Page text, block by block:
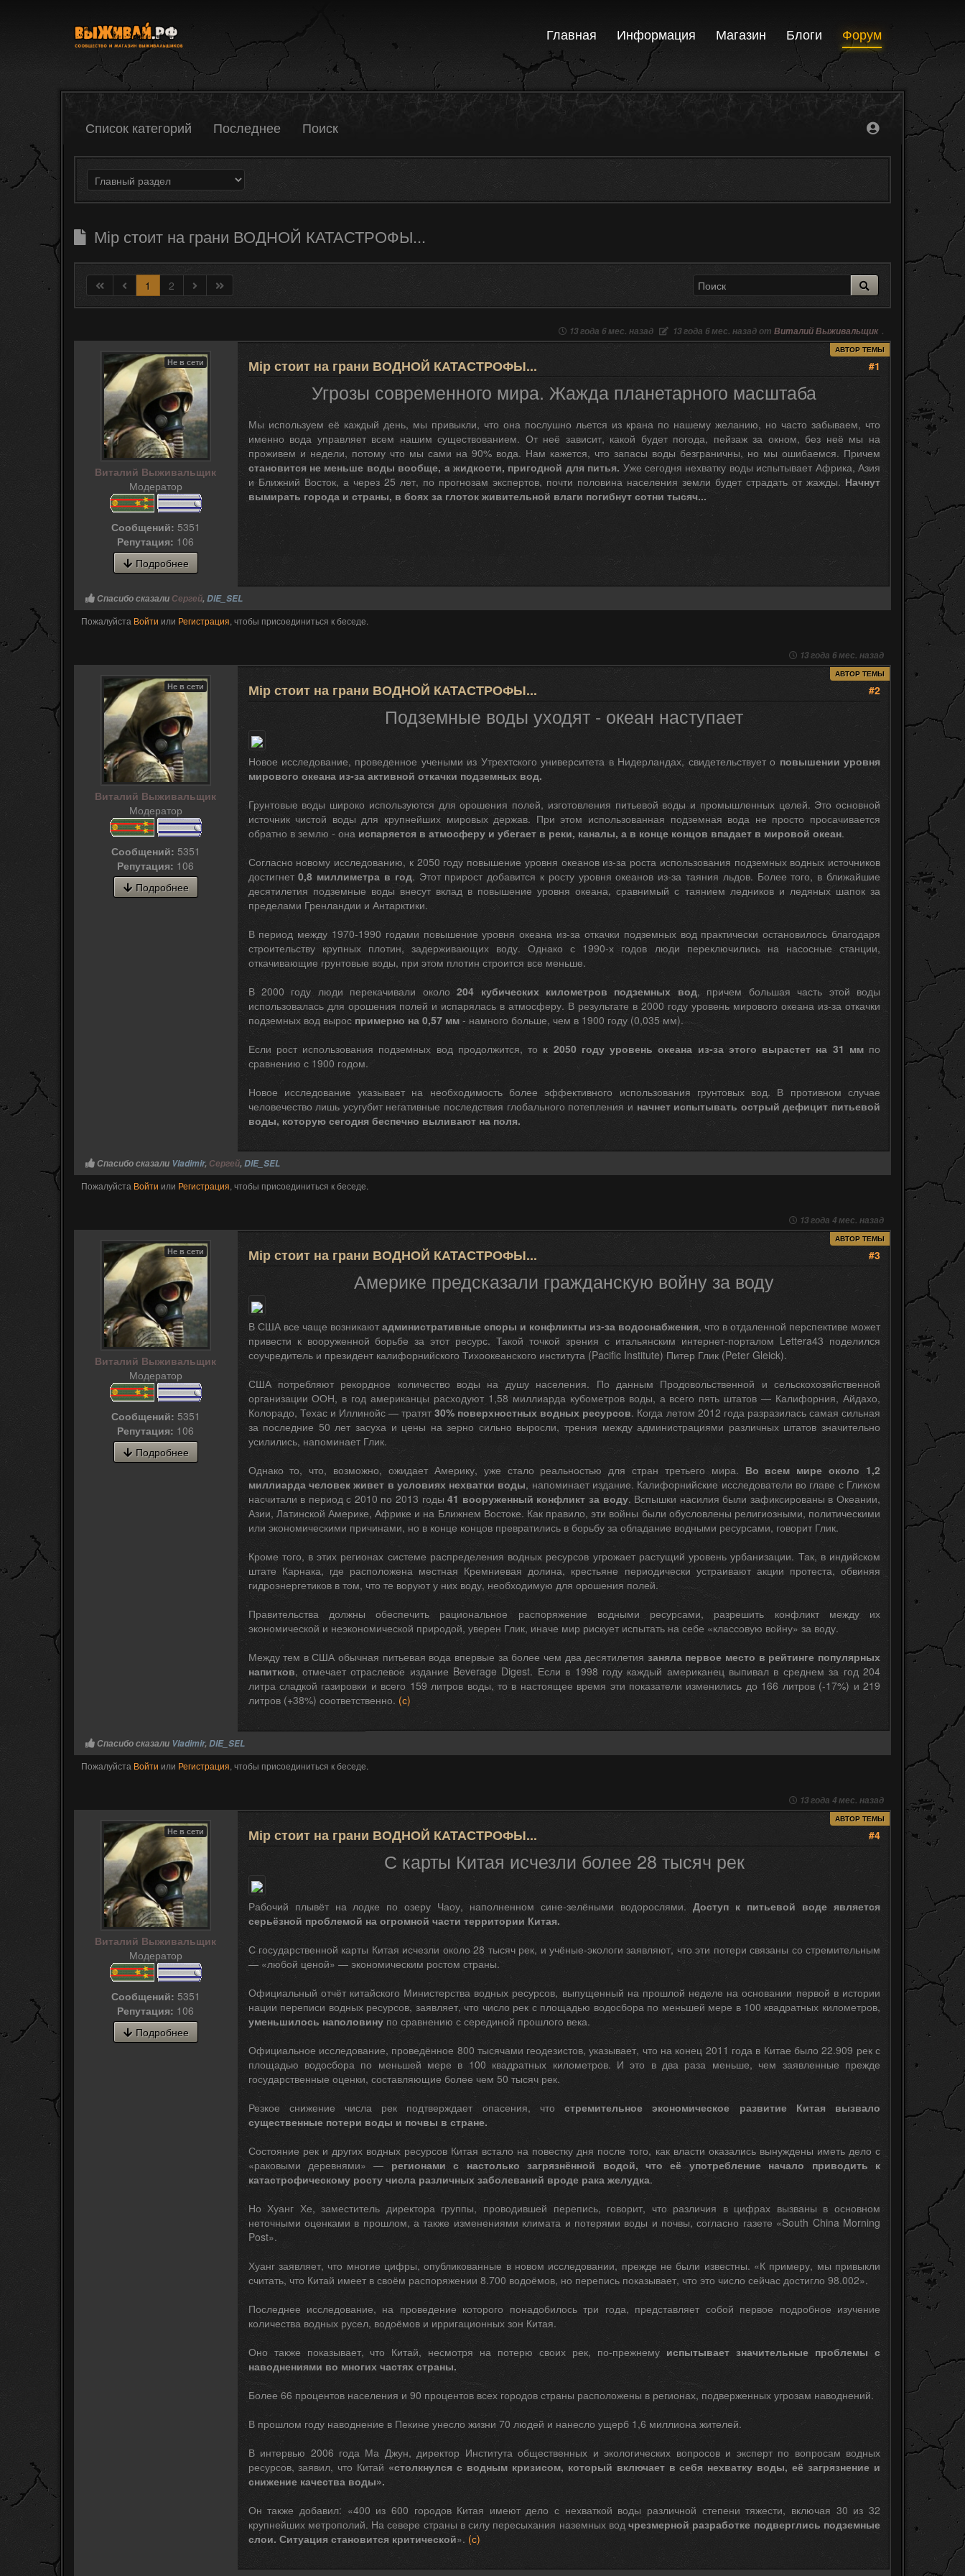
Главная Информация Магазин Блоги Форум
Список категорий Последнее Поиск
Мір стоит на грани ВОДНОЙ КАТАСТРОФЫ...
1 2
13 года 6 мес. назад 13 года 6 мес. назад от Виталий Выживальщик .
Не в сети
Виталий Выживальщик
Модератор
Сообщений: 5351
Репутация: 106
Подробнее
АВТОР ТЕМЫ
Мір стоит на грани ВОДНОЙ КАТАСТРОФЫ... #1
Угрозы современного мира. Жажда планетарного масштаба
Мы используем её каждый день, мы привыкли, что она послушно льется из крана по нашему желанию, но часто забываем, что
именно вода управляет всем нашим существованием. От неё зависит, какой будет погода, пейзаж за окном, без неё мы на
проживем и недели, потому что мы сами на 90% вода. Нам кажется, что запасы воды безграничны, но мы ошибаемся. Причем
становится не меньше воды вообще, а жидкости, пригодной для питья. Уже сегодня нехватку воды испытывает Африка, Азия
и Ближний Восток, а через 25 лет, по прогнозам экспертов, почти половина населения земли будет страдать от жажды. Начнут
вымирать города и страны, в боях за глоток живительной влаги погибнут сотни тысяч...
Спасибо сказали Сергей, DIE_SEL
Пожалуйста Войти или Регистрация, чтобы присоединиться к беседе.
13 года 6 мес. назад
Не в сети
Виталий Выживальщик
Модератор
Сообщений: 5351
Репутация: 106
Подробнее
АВТОР ТЕМЫ
Мір стоит на грани ВОДНОЙ КАТАСТРОФЫ... #2
Подземные воды уходят - океан наступает
Новое исследование, проведенное учеными из Утрехтского университета в Нидерландах, свидетельствует о повышении уровня
мирового океана из-за активной откачки подземных вод.
Грунтовые воды широко используются для орошения полей, изготовления питьевой воды и промышленных целей. Это основной
источник чистой воды для крупнейших мировых держав. При этом использованная подземная вода не просто просачивается
обратно в землю - она испаряется в атмосферу и убегает в реки, каналы, а в конце концов впадает в мировой океан.
Согласно новому исследованию, к 2050 году повышение уровня океанов из-за роста использования подземных водных источников
достигнет0,8 миллиметра в год. Этот прирост добавится к росту уровня океанов из-за таяния льдов. Более того, в ближайшие
десятилетия подземные воды внесут вклад в повышение уровня океана, сравнимый с таянием ледников и ледяных шапок за
пределами Гренландии и Антарктики.
В период между 1970-1990 годами повышение уровня океана из-за откачки подземных вод практически остановилось благодаря
строительству крупных плотин, задерживающих воду. Однако с 1990-х годов люди переключились на насосные станции,
откачивающие грунтовые воды, при этом плотин строится все меньше.
В 2000 году люди перекачивали около204 кубических километров подземных вод, причем большая часть этой воды
использовалась для орошения полей и испарялась в атмосферу. В результате в 2000 году уровень мирового океана из-за откачки
подземных вод вырос примерно на 0,57 мм- намного больше, чем в 1900 году (0,035 мм).
Если рост использования подземных вод продолжится, то к 2050 году уровень океана из-за этого вырастет на 31 ммпо
сравнению с 1900 годом.
Новое исследование указывает на необходимость более эффективного использования грунтовых вод. В противном случае
человечество лишь усугубит негативные последствия глобального потепления и начнет испытывать острый дефицит питьевой
воды, которую сегодня беспечно выливают на поля.
Спасибо сказали Vladimir, Сергей, DIE_SEL
Пожалуйста Войти или Регистрация, чтобы присоединиться к беседе.
13 года 4 мес. назад
Не в сети
Виталий Выживальщик
Модератор
Сообщений: 5351
Репутация: 106
Подробнее
АВТОР ТЕМЫ
Мір стоит на грани ВОДНОЙ КАТАСТРОФЫ... #3
Америке предсказали гражданскую войну за воду
В США все чаще возникают административные споры и конфликты из-за водоснабжения, что в отдаленной перспективе может
привести к вооруженной борьбе за этот ресурс. Такой точкой зрения с итальянским интернет-порталом Lettera43 поделился
соучредитель и президент калифорнийского Тихоокеанского института (Pacific Institute) Питер Глик (Peter Gleick).
США потребляют рекордное количество воды на душу населения. По данным Продовольственной и сельскохозяйственной
организации ООН, в год американцы расходуют 1,58 миллиарда кубометров воды, а всего пять штатов — Калифорния, Айдахо,
Колорадо, Техас и Иллинойс — тратят30% поверхностных водных ресурсов. Когда летом 2012 года разразилась самая сильная
за последние 50 лет засуха и цены на зерно сильно выросли, трения между администрациями различных штатов значительно
усилились, напоминает Глик.
Однако то, что, возможно, ожидает Америку, уже стало реальностью для стран третьего мира. Во всем мире около 1,2
миллиарда человек живет в условиях нехватки воды, напоминает издание. Калифорнийские исследователи во главе с Гликом
насчитали в период с 2010 по 2013 годы41 вооруженный конфликт за воду. Вспышки насилия были зафиксированы в Океании,
Азии, Латинской Америке, Африке и на Ближнем Востоке. Как правило, эти войны были обусловлены религиозными, политическими
или экономическими причинами, но в конце концов превратились в борьбу за обладание водными ресурсами, говорит Глик.
Кроме того, в этих регионах системе распределения водных ресурсов угрожает растущий уровень урбанизации. Так, в индийском
штате Карнака, где расположена местная Кремниевая долина, крестьяне периодически устраивают акции протеста, обвиняя
гидроэнергетиков в том, что те воруют у них воду, необходимую для орошения полей.
Правительства должны обеспечить рациональное распоряжение водными ресурсами, разрешить конфликт между их
экономической и неэкономической природой, уверен Глик, иначе мир рискует испытать на себе «классовую войну» за воду.
Между тем в США обычная питьевая вода впервые за более чем два десятилетия заняла первое место в рейтинге популярных
напитков, отмечает отраслевое издание Beverage Digest. Если в 1998 году каждый американец выпивал в среднем за год 204
литра сладкой газировки и всего 159 литров воды, то в настоящее время эти показатели изменились до 166 литров (-17%) и 219
литров (+38%) соответственно. (с)
Спасибо сказали Vladimir, DIE_SEL
Пожалуйста Войти или Регистрация, чтобы присоединиться к беседе.
13 года 4 мес. назад
Не в сети
Виталий Выживальщик
Модератор
Сообщений: 5351
Репутация: 106
Подробнее
АВТОР ТЕМЫ
Мір стоит на грани ВОДНОЙ КАТАСТРОФЫ... #4
С карты Китая исчезли более 28 тысяч рек
Рабочий плывёт на лодке по озеру Чаоу, наполненном сине-зелёными водорослями.Доступ к питьевой воде является
серьёзной проблемой на огромной части территории Китая.
С государственной карты Китая исчезли около 28 тысяч рек, и учёные-экологи заявляют, что эти потери связаны со стремительным
— «любой ценой» — экономическим ростом страны.
Официальный отчёт китайского Министерства водных ресурсов, выпущенный на прошлой неделе на основании первой в истории
нации переписи водных ресурсов, заявляет, что число рек с площадью водосбора по меньшей мере в 100 квадратных километров,
уменьшилось наполовину по сравнению с серединой прошлого века.
Официальное исследование, проведённое 800 тысячами геодезистов, указывает, что на конец 2011 года в Китае было 22.909 рек с
площадью водосбора по меньшей мере в 100 квадратных километров. И это в два раза меньше, чем заявленные прежде
государственные оценки, составляющие более чем 50 тысяч рек.
Резкое снижение числа рек подтверждает опасения, чтостремительное экономическое развитие Китая вызвало
существенные потери воды и почвы в стране.
Состояние рек и других водных ресурсов Китая встало на повестку дня после того, как власти оказались вынуждены иметь дело с
«раковыми деревнями» — регионами с настолько загрязнённой водой, что её употребление начало приводить к
катастрофическому росту числа различных заболеваний вроде рака желудка.
Но Хуанг Хе, заместитель директора группы, проводившей перепись, говорит, что различия в цифрах вызваны в основном
неточными оценками в прошлом, а также изменениями климата и потерями воды и почвы, согласно газете «South China Morning
Post».
Хуанг заявляет, что многие цифры, опубликованные в новом исследовании, прежде не были известны. «К примеру, мы привыкли
считать, что Китай имеет в своём распоряжении 8.700 водоёмов, но перепись показывает, что это число сейчас достигло 98.002».
Последнее исследование, на проведение которого понадобилось три года, представляет собой первое подробное изучение
количества водных русел, водоёмов и ирригационных зон Китая.
Оно также показывает, что Китай, несмотря на потерю своих рек, по-прежнему испытывает значительные проблемы с
наводнениями во многих частях страны.
Более 66 процентов населения и 90 процентов всех городов страны расположены в регионах, подверженных угрозам наводнений.
В прошлом году наводнение в Пекине унесло жизни 70 людей и нанесло ущерб 1,6 миллиона жителей.
В интервью 2006 года Ма Джун, директор Института общественных и экологических вопросов и эксперт по вопросам водных
ресурсов, заявил, что Китай «столкнулся с водным кризисом, который включает в себя нехватку воды, её загрязнение и
снижение качества воды».
Он также добавил: «400 из 600 городов Китая имеют дело с нехваткой воды различной степени тяжести, включая 30 из 32
крупнейших метрополий. На севере страны в силу пересыхания наземных водчрезмерной разработке подверглись подземные
слои. Ситуация становится критической». (с)